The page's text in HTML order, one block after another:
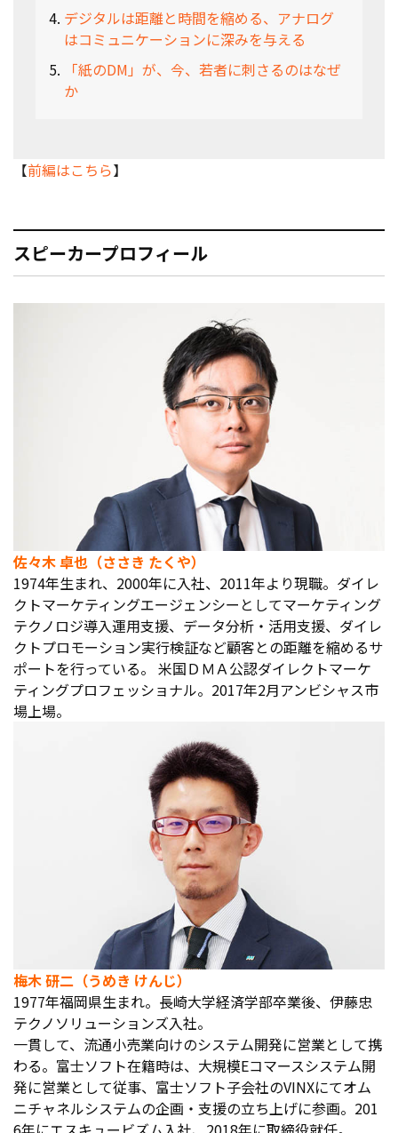
デジタルは距離と時間を縮める、アナログ
はコミュニケーションに深みを与える
「紙のDM」が、今、若者に刺さるのはなぜ
か
【前編はこちら】
スピーカープロフィール
佐々木 卓也（ささき たくや）
1974年生まれ、2000年に入社、2011年より現職。ダイレ
クトマーケティングエージェンシーとしてマーケティング
テクノロジ導入運用支援、データ分析・活用支援、ダイレ
クトプロモーション実行検証など顧客との距離を縮めるサ
ポートを行っている。 米国ＤＭＡ公認ダイレクトマーケ
ティングプロフェッショナル。2017年2月アンビシャス市
場上場。
梅木 研二（うめき けんじ）
1977年福岡県生まれ。長崎大学経済学部卒業後、伊藤忠
テクノソリューションズ入社。
一貫して、流通小売業向けのシステム開発に営業として携
わる。富士ソフト在籍時は、大規模Eコマースシステム開
発に営業として従事、富士ソフト子会社のVINXにてオム
ニチャネルシステムの企画・支援の立ち上げに参画。201